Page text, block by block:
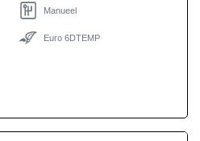
Manueel
Euro 6DTEMP